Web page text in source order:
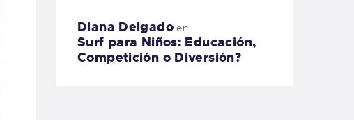
Diana Delgadoen
Surf para Niños: Educación,
Competición o Diversión?